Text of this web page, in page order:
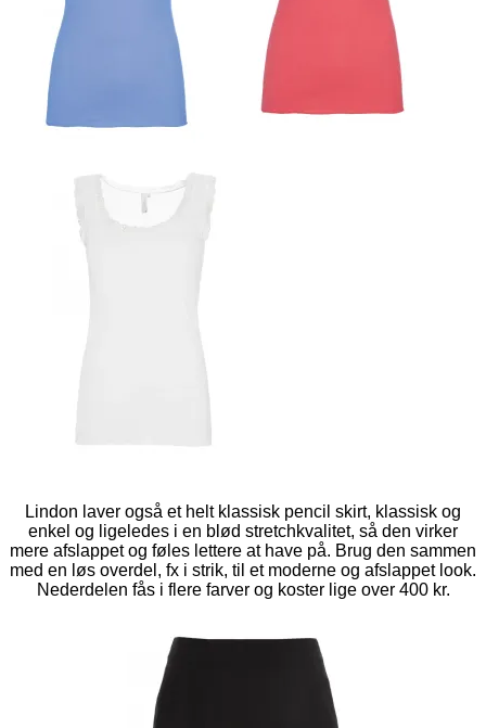
Lindon laver også et helt klassisk pencil skirt, klassisk og
enkel og ligeledes i en blød stretchkvalitet, så den virker
mere afslappet og føles lettere at have på. Brug den sammen
med en løs overdel, fx i strik, til et moderne og afslappet look.
Nederdelen fås i flere farver og koster lige over 400 kr.